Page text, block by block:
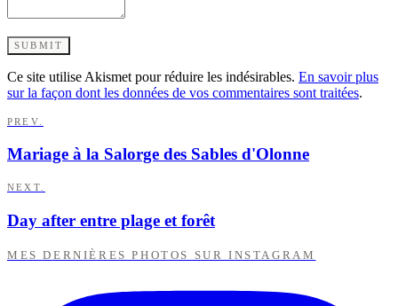
Ce site utilise Akismet pour réduire les indésirables. En savoir plus
sur la façon dont les données de vos commentaires sont traitées.
PREV.
Mariage à la Salorge des Sables d'Olonne
NEXT.
Day after entre plage et forêt
MES DERNIÈRES PHOTOS SUR INSTAGRAM